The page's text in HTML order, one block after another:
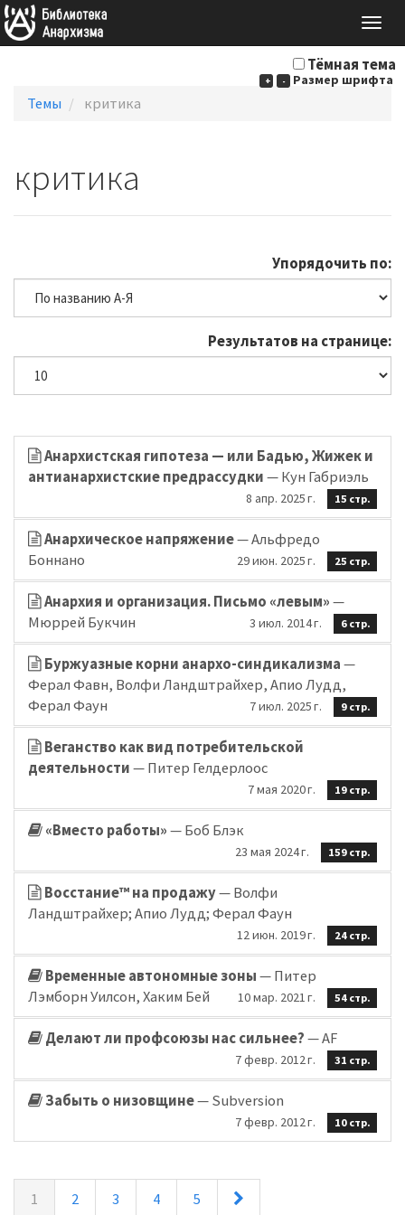
Тёмная тема
+ - Размер шрифта
Темы критика
критика
Упорядочить по:
Результатов на странице:
Анархистская гипотеза — или Бадью, Жижек и
антианархистские предрассудки— Кун Габриэль
8 апр. 2025 г. 15 стр.
Анархическое напряжение— Альфредо
Боннано
29 июн. 2025 г. 25 стр.
Анархия и организация. Письмо «левым»—
Мюррей Букчин
3 июл. 2014 г. 6 стр.
Буржуазные корни анархо-синдикализма—
Ферал Фавн, Волфи Ландштрайхер, Апио Лудд,
Ферал Фаун
7 июл. 2025 г. 9 стр.
Веганство как вид потребительской
деятельности— Питер Гелдерлоос
7 мая 2020 г. 19 стр.
«Вместо работы»— Боб Блэк
23 мая 2024 г. 159 стр.
Восстание™ на продажу— Волфи
Ландштрайхер; Апио Лудд; Ферал Фаун
12 июн. 2019 г. 24 стр.
Временные автономные зоны— Питер
Лэмборн Уилсон, Хаким Бей
10 мар. 2021 г. 54 стр.
Делают ли профсоюзы нас сильнее?— AF
7 февр. 2012 г. 31 стр.
Забыть о низовщине— Subversion
7 февр. 2012 г. 10 стр.
1 2 3 4 5 »